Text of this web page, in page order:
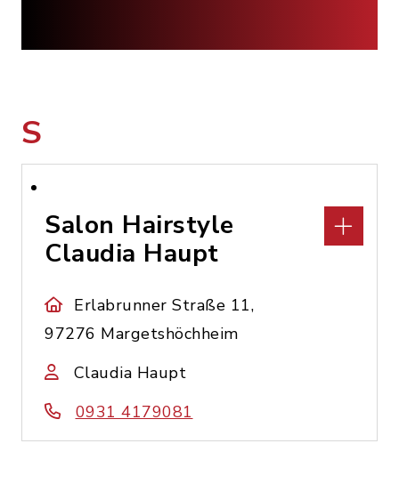
S
Salon Hairstyle
Claudia Haupt
Erlabrunner Straße 11,
97276 Margetshöchheim
Claudia Haupt
0931 4179081